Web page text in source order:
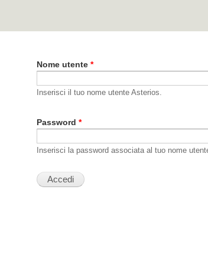
principale
Nome utente *
Inserisci il tuo nome utente Asterios.
Password *
Inserisci la password associata al tuo nome